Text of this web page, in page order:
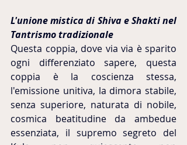
L'unione mistica di Shiva e Shakti nel
Tantrismo tradizionale
Questa coppia, dove via via è sparito
ogni differenziato sapere, questa
coppia è la coscienza stessa,
l'emissione unitiva, la dimora stabile,
senza superiore, naturata di nobile,
cosmica beatitudine da ambedue
essenziata, il supremo segreto del